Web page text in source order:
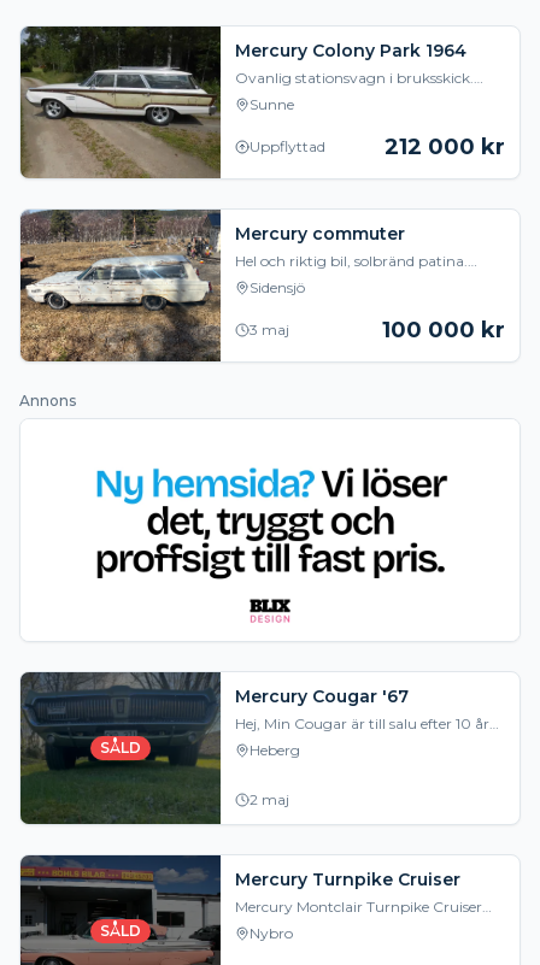
Mercury Colony Park 1964
Ovanlig stationsvagn i bruksskick.
Finns 2 st i Sverige vad jag vet. 390 4-
port med nyrenoverade toppar. Ny
Vattenpump,
Sunne
Uppflyttad 212 000 kr
Mercury commuter
Hel och riktig bil, solbränd patina.
Renoverad motor 2024 Ny hei
fördelare och Holly 2 port Ring för mer
info 07305470
Sidensjö
3 maj 100 000 kr
Annons
SÅLD
Mercury Cougar '67
Hej, Min Cougar är till salu efter 10 år
hos mig. 1a generationen, 42st i
Sverige. Importerad 2010. Ljusgrön.
Heberg
2 maj
SÅLD
Mercury Turnpike Cruiser
Mercury Montclair Turnpike Cruiser
1958 årsmodell, Top Of The Line
modellen i 4 dörrars hardtop utförande
Nybro